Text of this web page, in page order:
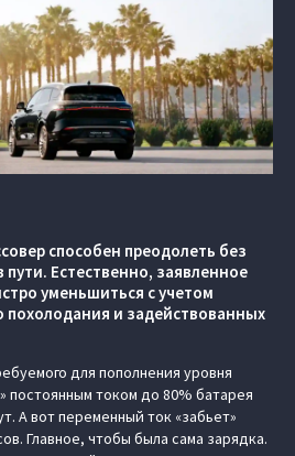
способен преодолеть без
Естественно, заявленное
уменьшиться с учетом
похолодания и задействованных
для пополнения уровня
постоянным током до 80% батарея
А вот переменный ток «забьет»
Главное, чтобы была сама зарядка.